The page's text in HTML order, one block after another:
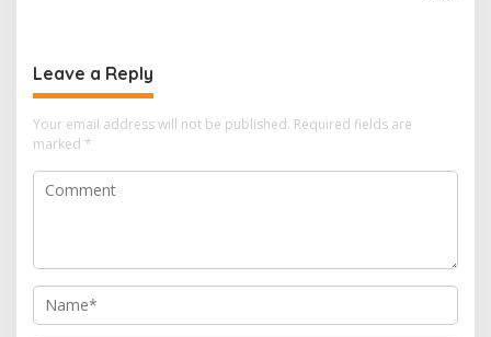
Leave a Reply
Your email address will not be published. Required fields are
marked *